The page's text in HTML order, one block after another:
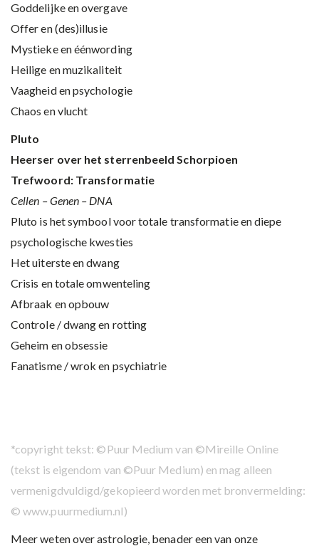
Goddelijke en overgave
Offer en (des)illusie
Mystieke en éénwording
Heilige en muzikaliteit
Vaagheid en psychologie
Chaos en vlucht
Pluto
Heerser over het sterrenbeeld Schorpioen
Trefwoord: Transformatie
Cellen – Genen – DNA
Pluto is het symbool voor totale transformatie en diepe
psychologische kwesties
Het uiterste en dwang
Crisis en totale omwenteling
Afbraak en opbouw
Controle / dwang en rotting
Geheim en obsessie
Fanatisme / wrok en psychiatrie
*copyright tekst: ©Puur Medium van ©Mireille Online
(tekst is eigendom van ©Puur Medium) en mag alleen
vermenigdvuldigd/gekopieerd worden met bronvermelding:
© www.puurmedium.nl)
Meer weten over astrologie, benader een van onze